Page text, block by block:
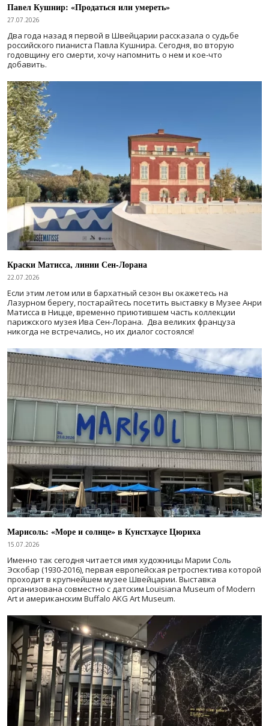
Павел Кушнир: «Продаться или умереть»
27.07.2026
Два года назад я первой в Швейцарии рассказала о судьбе
российского пианиста Павла Кушнира. Сегодня, во вторую
годовщину его смерти, хочу напомнить о нем и кое-что
добавить.
Краски Матисса, линии Сен-Лорана
22.07.2026
Если этим летом или в бархатный сезон вы окажетесь на
Лазурном берегу, постарайтесь посетить выставку в Музее Анри
Матисса в Ницце, временно приютившем часть коллекции
парижского музея Ива Сен-Лорана. Два великих француза
никогда не встречались, но их диалог состоялся!
Марисоль: «Море и солнце» в Кунстхаусе Цюриха
15.07.2026
Именно так сегодня читается имя художницы Марии Соль
Эскобар (1930-2016), первая европейская ретроспектива которой
проходит в крупнейшем музее Швейцарии. Выставка
организована совместно с датским Louisiana Museum of Modern
Art и американским Buffalo AKG Art Museum.